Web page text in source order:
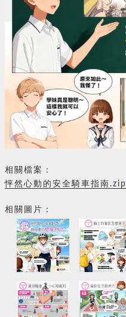
相關檔案：
怦然心動的安全騎車指南.zip
相關圖片：